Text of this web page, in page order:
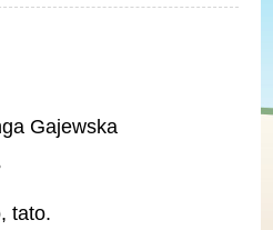
Gajewska
tato.